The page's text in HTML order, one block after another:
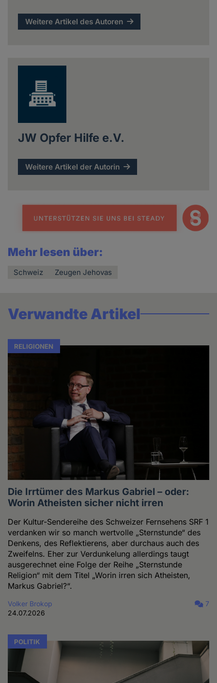
Weitere Artikel des Autoren
JW Opfer Hilfe e.V.
Weitere Artikel der Autorin
Mehr lesen über:
Schweiz Zeugen Jehovas
Verwandte Artikel
RELIGIONEN
Die Irrtümer des Markus Gabriel – oder:
Worin Atheisten sicher nicht irren
Der Kultur-Sendereihe des Schweizer Fernsehens SRF 1
verdanken wir so manch wertvolle „Sternstunde“ des
Denkens, des Reflektierens, aber durchaus auch des
Zweifelns. Eher zur Verdunkelung allerdings taugt
ausgerechnet eine Folge der Reihe „Sternstunde
Religion“ mit dem Titel „Worin irren sich Atheisten,
Markus Gabriel?“.
Volker Brokop
24.07.2026
7
POLITIK